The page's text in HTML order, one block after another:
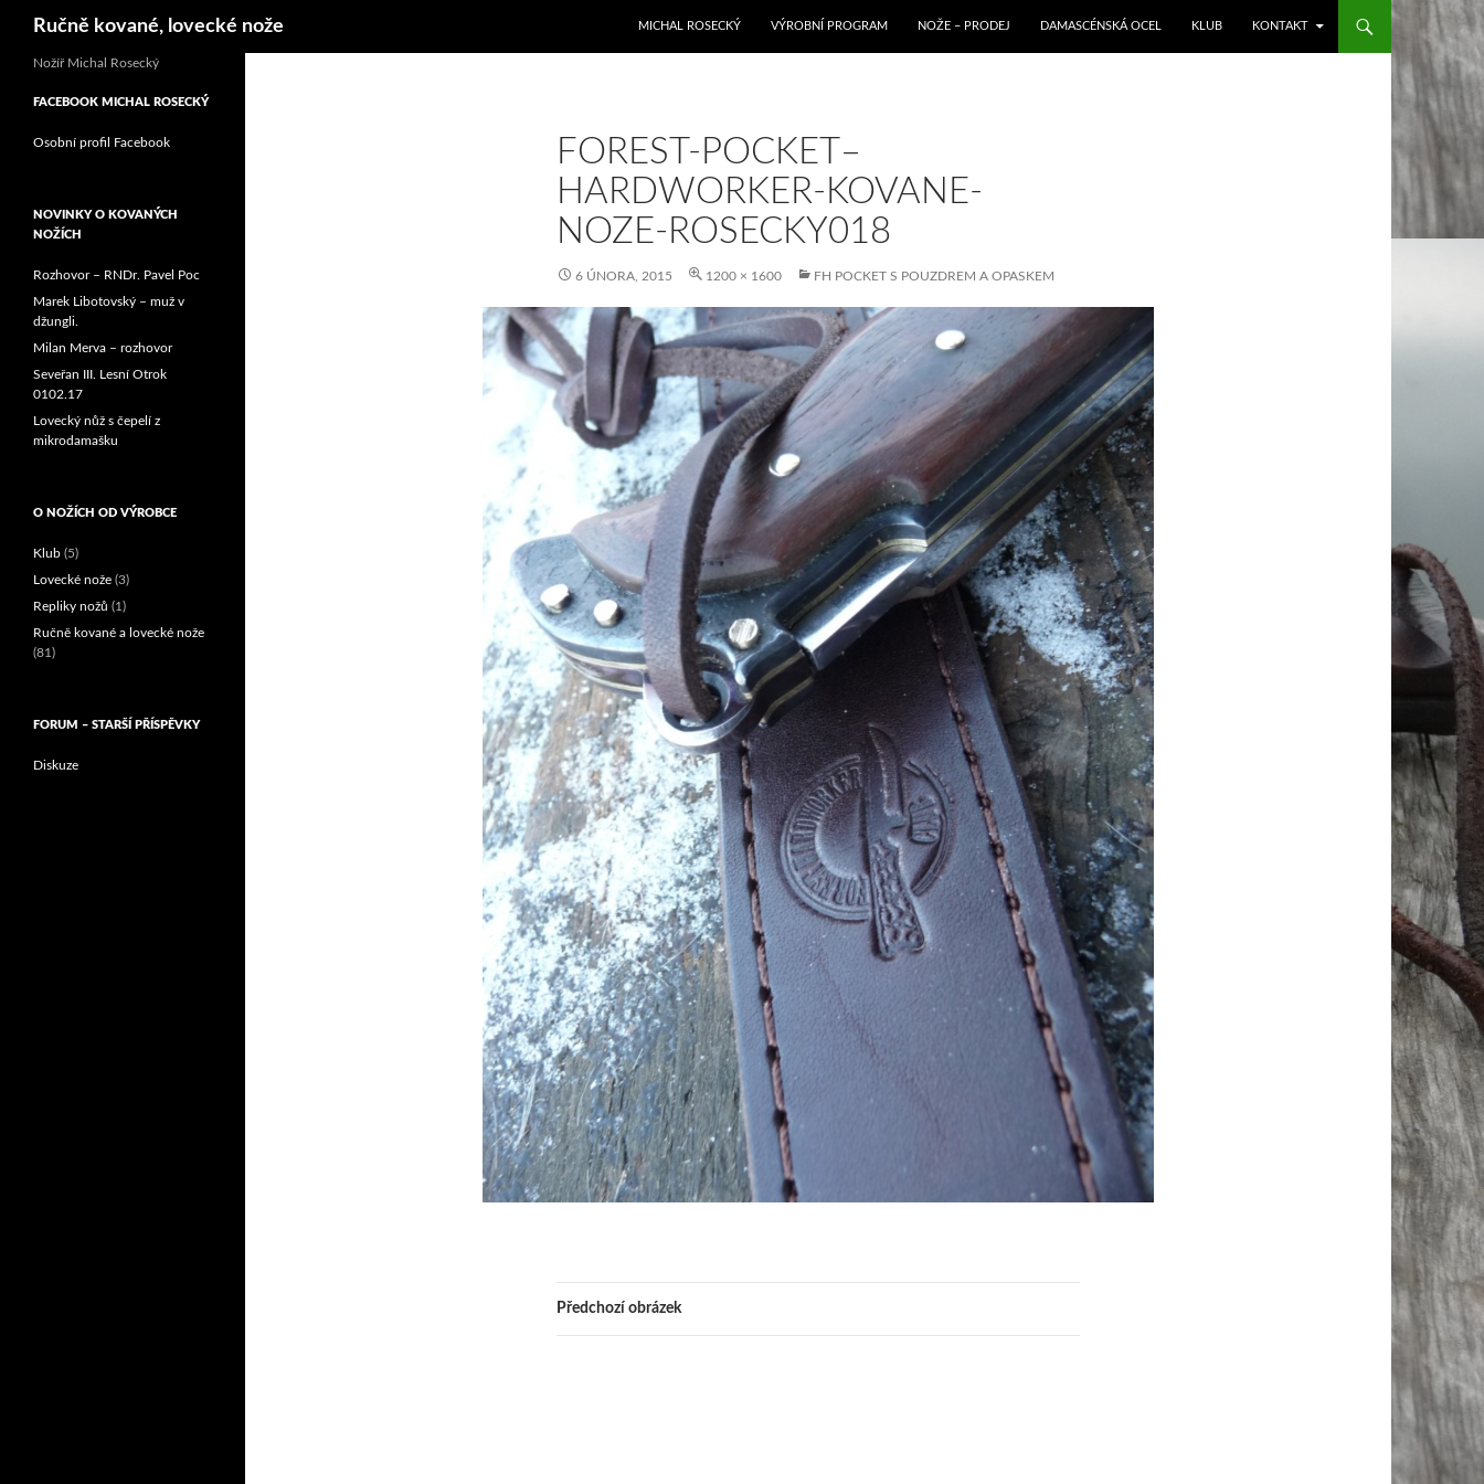
Ručně kované, lovecké nože
MICHAL ROSECKÝ
VÝROBNÍ PROGRAM NOŽE – PRODEJ DAMASCÉNSKÁ OCEL KLUB KONTAKT
FOREST-POCKET–
HARDWORKER-KOVANE-
NOZE-ROSECKY018
6 ÚNORA, 2015 1200 × 1600 FH POCKET S POUZDREM A OPASKEM
Předchozí obrázek
Nožíř Michal Rosecký
FACEBOOK MICHAL ROSECKÝ
Osobní profil Facebook
NOVINKY O KOVANÝCH
NOŽÍCH
Rozhovor – RNDr. Pavel Poc
Marek Libotovský – muž v
džungli.
Milan Merva – rozhovor
Seveřan III. Lesní Otrok
0102.17
Lovecký nůž s čepelí z
mikrodamašku
O NOŽÍCH OD VÝROBCE
Klub (5)
Lovecké nože (3)
Repliky nožů (1)
Ručně kované a lovecké nože
(81)
FORUM – STARŠÍ PŘÍSPĚVKY
Diskuze